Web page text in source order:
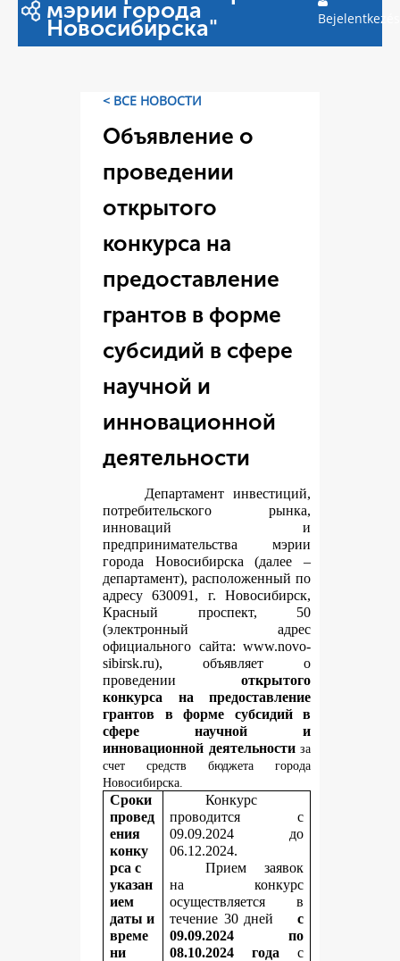
мэрии города
Новосибирска" Bejelentkezés
< ВСЕ НОВОСТИ
Объявление о
проведении
открытого
конкурса на
предоставление
грантов в форме
субсидий в сфере
научной и
инновационной
деятельности
Департамент инвестиций,
потребительского рынка,
инноваций и
предпринимательства мэрии
города Новосибирска (далее –
департамент), расположенный по
адресу 630091, г. Новосибирск,
Красный проспект, 50
(электронный адрес
официального сайта: www.novo-
sibirsk.ru), объявляет о
проведении открытого
конкурса на предоставление
грантов в форме субсидий в
сфере научной и
инновационной деятельностиза
счет средств бюджета города
Новосибирска.
Сроки
провед
ения
конку
рса с
указан
ием
даты и
време
ни
Конкурс
проводится с
09.09.2024 до
06.12.2024.
Прием заявок
на конкурс
осуществляется в
течение 30 дней с
09.09.2024 по
08.10.2024 года с